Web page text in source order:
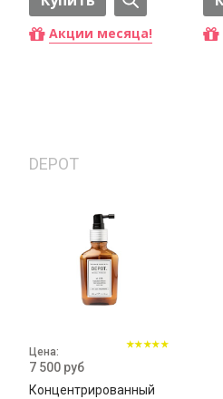
Акции месяца!
DEPOT
Цена:
7 500 руб
Концентрированный